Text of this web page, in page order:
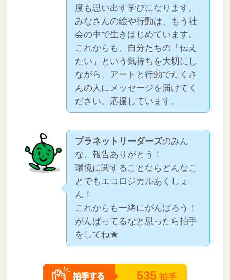
度も思い出す学びになります。
みなさんの絵や行動は、もう社
会の中で生きはじめています。
これからも、自分たちの「伝え
たい」という気持ちを大切にし
ながら、アートと行動でたくさ
んの人にメッセージを届けてく
ださい。応援しています。
プラネットリーダーズのみん
な、報告ありがとう！
環境に関することならどんなこ
とでもエコロジカルあくしょ
ん！
これからも一緒にがんばろう！
がんばってるなと思ったら拍手
をしてね★
535 拍手